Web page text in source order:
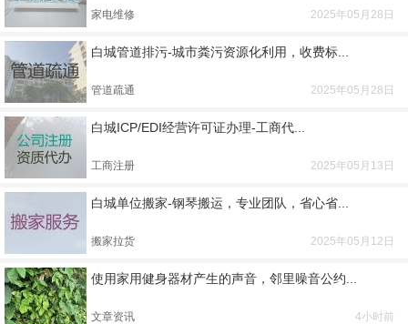
家电维修 2025年05月28日
白城管道排污-城市粪污资源化利用，收费标...
管道疏通 2025年05月28日
白城ICP/EDI经营许可证办理-工商代...
工商注册 2025年05月13日
白城单位搬家-钢琴搬运，专业团队，省心省...
搬家拉货 2025年05月12日
使用家用健身器材产生的声音，邻里噪音公约...
文章资讯 4小时前